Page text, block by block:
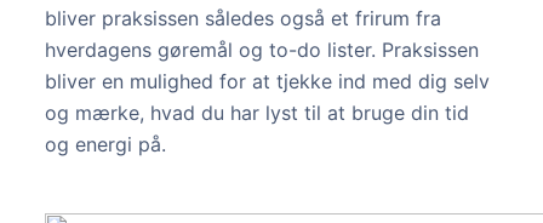
bliver praksissen således også et frirum fra
hverdagens gøremål og to-do lister. Praksissen
bliver en mulighed for at tjekke ind med dig selv
og mærke, hvad du har lyst til at bruge din tid
og energi på.